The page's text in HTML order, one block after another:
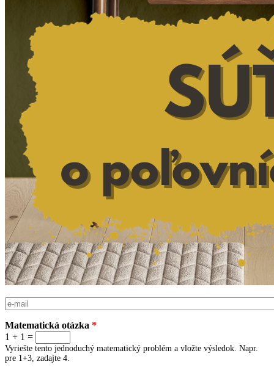
E-mail
Matematická otázka *
1 + 1 =
Vyriešte tento jednoduchý matematický problém a vložte výsledok. Napr.
pre 1+3, zadajte 4.